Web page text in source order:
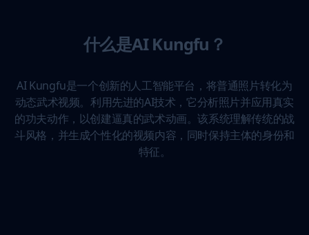
什么是AI Kungfu？
AI Kungfu是一个创新的人工智能平台，将普通照片转化为
动态武术视频。利用先进的AI技术，它分析照片并应用真实
的功夫动作，以创建逼真的武术动画。该系统理解传统的战
斗风格，并生成个性化的视频内容，同时保持主体的身份和
特征。